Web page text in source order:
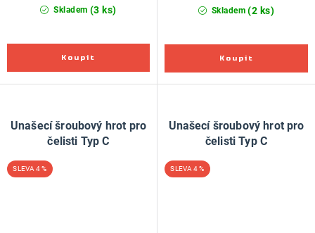
Skladem (3 ks) Skladem (2 ks)
Unašecí šroubový hrot pro
čelisti Typ C
4 %
Unašecí šroubový hrot pro
čelisti Typ C
4 %